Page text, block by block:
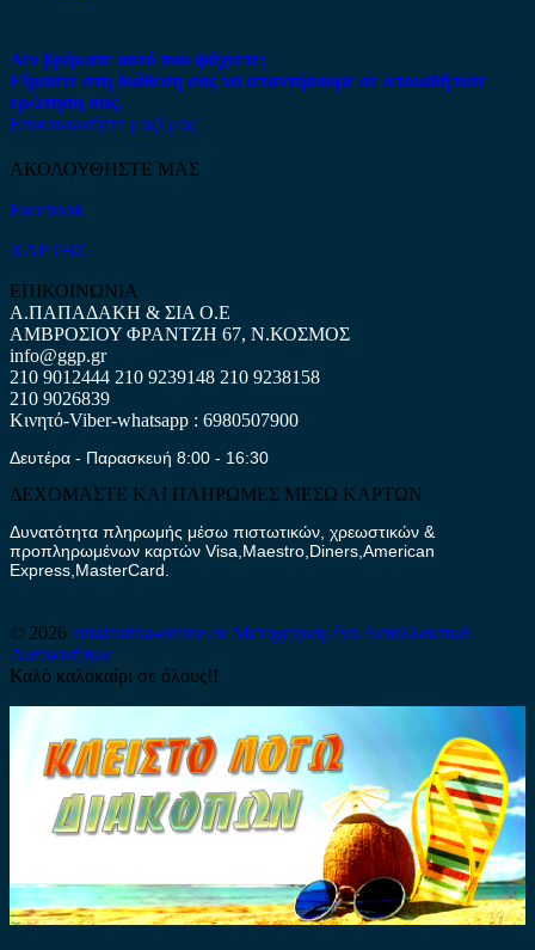
Δεν βρήκατε αυτό που ψάχνετε;
Είμαστε στη διάθεση σας να απαντήσουμε σε οποιαδήποτε
ερώτηση σας.
Επικοινωνήστε μαζί μας
ΑΚΟΛΟΥΘΗΣΤΕ ΜΑΣ
Facebook
ΧΑΡΤΗΣ
ΕΠΙΚΟΙΝΩΝΙΑ
Α.ΠΑΠΑΔΑΚΗ & ΣΙΑ Ο.Ε
ΑΜΒΡΟΣΙΟΥ ΦΡΑΝΤΖΗ 67, Ν.ΚΟΣΜΟΣ
info@ggp.gr
210 9012444 210 9239148 210 9238158
210 9026839
Κινητό-Viber-whatsapp : 6980507900
Δευτέρα - Παρασκευή 8:00 - 16:30
ΔΕΧΟΜΑΣΤΕ ΚΑΙ ΠΛΗΡΩΜΕΣ ΜΕΣΩ ΚΑΡΤΩΝ
Δυνατότητα πληρωμής μέσω πιστωτικών, χρεωστικών &
προπληρωμένων καρτών Visa,Maestro,Diners,American
Express,MasterCard.
© 2026 antalaktika-online.eu Μεταχειρισμένα Ανταλλακτικά
Αυτοκινήτων
Καλό καλοκαίρι σε όλους!!